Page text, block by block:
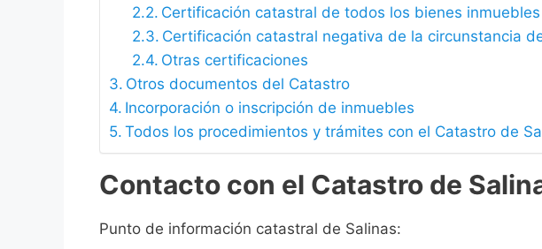
Certificación catastral de todos los bienes
Certificación catastral negativa de la circunstancia
Otras certificaciones
Otros documentos del Catastro
Incorporación o inscripción de inmuebles
Todos los procedimientos y trámites con el Catastro de
Contacto con el Catastro de
Punto de información catastral de Salinas: